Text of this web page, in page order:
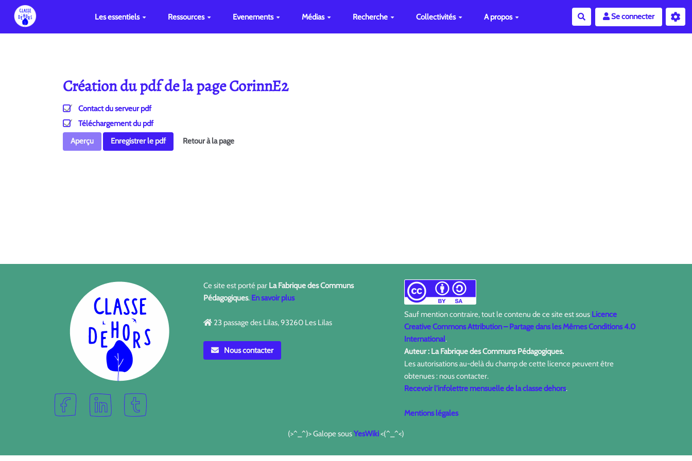
Les essentiels Ressources Evenements Médias Recherche Collectivités A propos RechercherSe connecter
Création du pdf de la page CorinnE2
Contact du serveur pdf
Téléchargement du pdf
Aperçu
Enregistrer le pdf Retour à la page
Ce site est porté par La Fabrique des Communs
Pédagogiques. En savoir plus
23 passage des Lilas, 93260 Les Lilas
Nous contacter
Sauf mention contraire, tout le contenu de ce site est sous Licence
Creative Commons Attribution – Partage dans les Mêmes Conditions 4.0
International.
Auteur : La Fabrique des Communs Pédagogiques.
Les autorisations au-delà du champ de cette licence peuvent être
obtenues : nous contacter.
Recevoir l'infolettre mensuelle de la classe dehors.
Mentions légales
(>^_^)> Galope sousYesWiki<(^_^<)